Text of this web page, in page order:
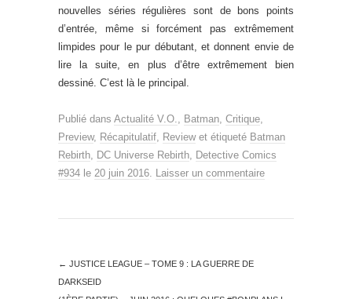
nouvelles séries régulières sont de bons points
d’entrée, même si forcément pas extrêmement
limpides pour le pur débutant, et donnent envie de
lire la suite, en plus d’être extrêmement bien
dessiné. C’est là le principal.
Publié dans Actualité V.O., Batman, Critique,
Preview, Récapitulatif, Reviewet étiqueté Batman
Rebirth, DC Universe Rebirth, Detective Comics
#934 le 20 juin 2016. Laisser un commentaire
← JUSTICE LEAGUE – TOME 9 : LA GUERRE DE
DARKSEID